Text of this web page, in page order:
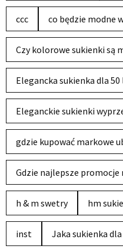
ccc co będzie modne
Czy kolorowe sukienki są
Elegancka sukienka dla
Eleganckie sukienki
gdzie kupować markowe
Gdzie najlepsze promocje
h & m swetry hm
inst Jaka sukienka